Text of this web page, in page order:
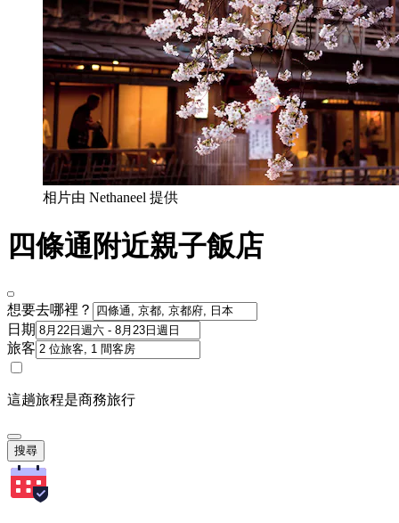
相片由 Nethaneel 提供
四條通附近親子飯店
想要去哪裡？
日期
旅客
這趟旅程是商務旅行
搜尋